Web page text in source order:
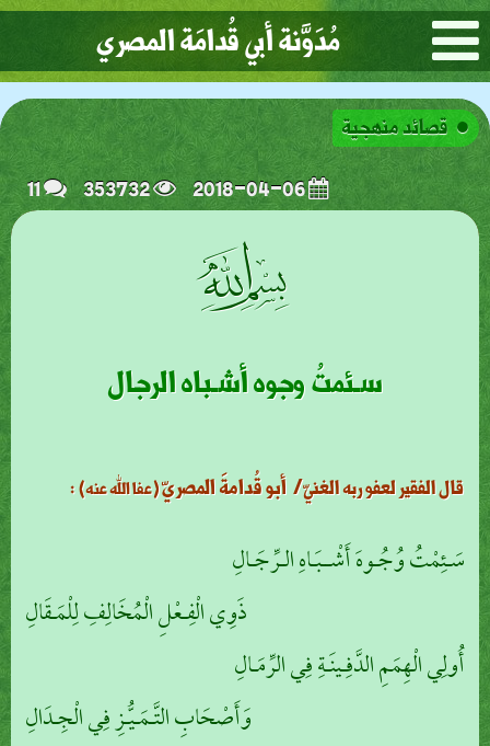
مُدَوَّنة أبي قُدامَة المصري
قصائد منهجية
2018-04-06
353732
11
ﭗ
سـئمتُ وجوه أشـباه الرجال
قال الفقير لعفو ربه الغنيّ/أبو قُدامةَ المصريّ(عفا الله عنه):
سَـئِمْتُ وُجُـوهَ أَشْــبَـاهِ الـرِّجَـالِ
ذَوِي الْفِـعْلِ الْمُخَالِفِ لِلْمَـقَالِ
أُولِي الْهِمَمِ الدَّفِـينَـةِ فِي الرِّمَـالِ
وَأَصْحَابِ التَّـمَـيُّـزِ فِي الْجِـدَالِ